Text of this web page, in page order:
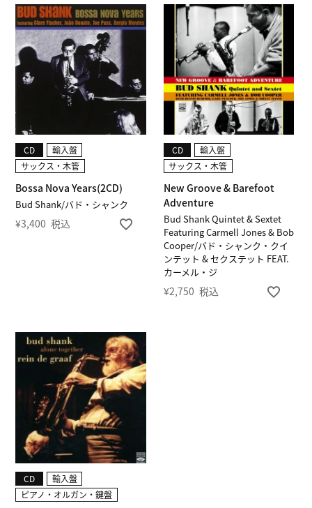
Bud Shank/バド・シャンク
Bossa Nova Years(2CD)
CD
輸入盤
サックス・木管
¥3,400 税込
Bud Shank Quintet & Sextet
Featuring Carmell Jones & Bob
Cooper/バド・シャンク・クイ
ンテット & セクステット FEAT.
カーメル・ジ
New Groove & Barefoot
Adventure
CD
輸入盤
サックス・木管
¥2,750 税込
CD
輸入盤
ピアノ・オルガン・鍵盤